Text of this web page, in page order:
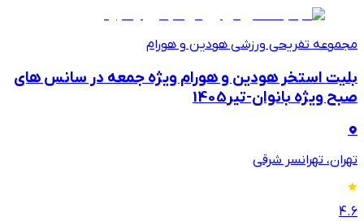
مجموعه تفریحی ورزشی هودین و هورام
بلیت استخر هودین و هورام ویژه جمعه در سانس های
صبح ویژه بانوان-تیر1405
تهران، تهرانسر شرقی
4.6